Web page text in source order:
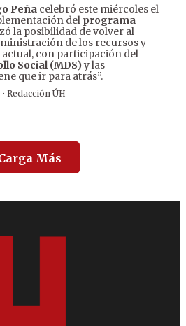
Peña celebró este miércoles el
del programa
la posibilidad de volver al
de los recursos y
con participación del
Social (MDS)y las
que ir para atrás”.
· Redacción ÚH
Más